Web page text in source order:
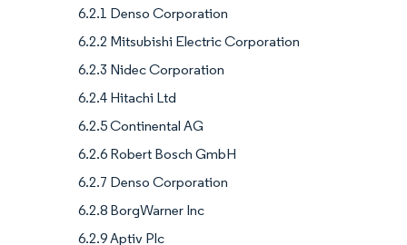
6.2.1 Denso Corporation
6.2.2 Mitsubishi Electric Corporation
6.2.3 Nidec Corporation
6.2.4 Hitachi Ltd
6.2.5 Continental AG
6.2.6 Robert Bosch GmbH
6.2.7 Denso Corporation
6.2.8 BorgWarner Inc
6.2.9 Aptiv Plc